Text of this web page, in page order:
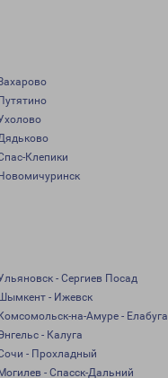
Клепики
- Сергиев Посад
- Ижевск
на-Амуре - Елабуга
- Калуга
- Прохладный
- Спасск-Дальний